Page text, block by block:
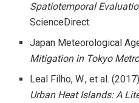
Spatiotemporal
ScienceDirect.
Japan Meteorological
Mitigation in Tokyo
Leal Filho, W., et al.
Urban Heat Islands: A